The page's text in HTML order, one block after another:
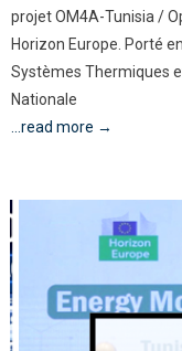
projet OM4A-Tunisia /
Horizon Europe. Porté
Systèmes Thermiques
Nationale
...read more →